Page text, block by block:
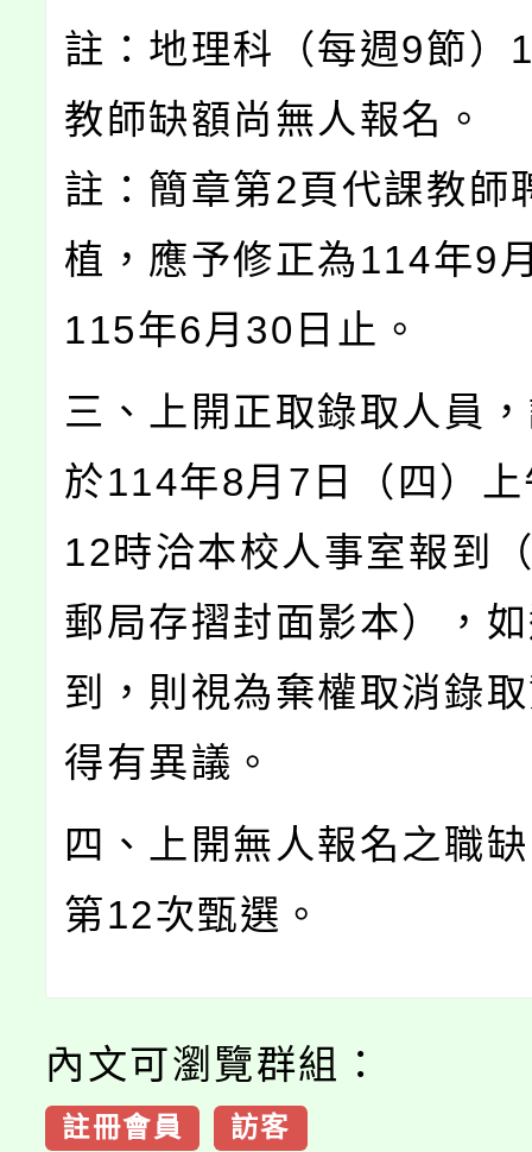
註：地理科（每週9節）
教師缺額尚無人報名。
註：簡章第2頁代課教師
植，應予修正為114年9
115年6月30日止。
三、上開正取錄取人員
於114年8月7日（四）
12時洽本校人事室報到
郵局存摺封面影本），
到，則視為棄權取消錄
得有異議。
四、上開無人報名之職
第12次甄選。
內文可瀏覽群組：
註冊會員 訪客